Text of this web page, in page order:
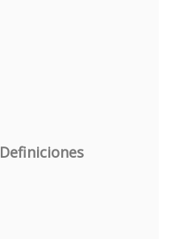
Definiciones